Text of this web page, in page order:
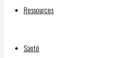
Ressources
Santé